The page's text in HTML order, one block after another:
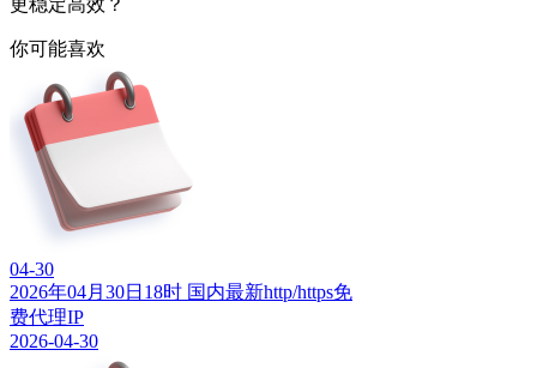
更稳定高效？
你可能喜欢
04-30
2026年04月30日18时 国内最新http/https免
费代理IP
2026-04-30